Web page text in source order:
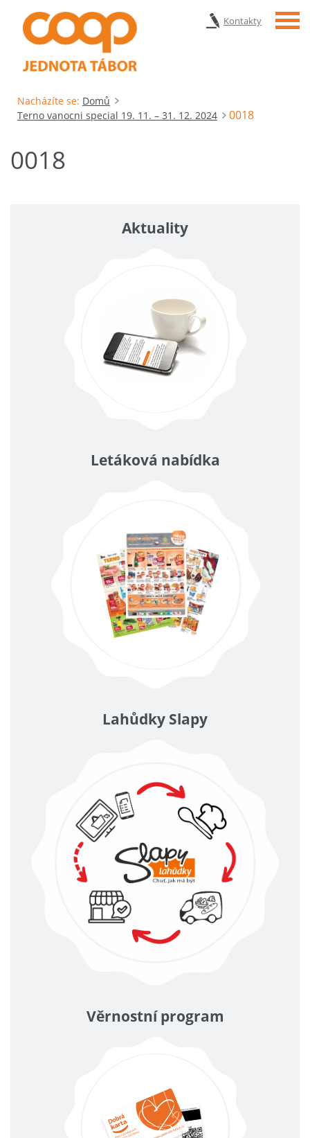
Kontakty Menu
Nacházíte se: Domů
Terno vanocni special 19. 11. – 31. 12. 2024
0018
0018
Aktuality
Letáková nabídka
Lahůdky Slapy
Věrnostní program